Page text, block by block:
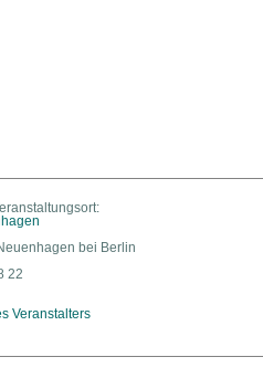
bei Berlin
22
Veranstalters